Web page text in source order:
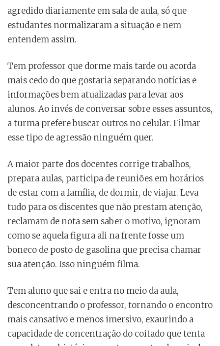
agredido diariamente em sala de aula, só que
estudantes normalizaram a situação e nem
entendem assim.
Tem professor que dorme mais tarde ou acorda
mais cedo do que gostaria separando notícias e
informações bem atualizadas para levar aos
alunos. Ao invés de conversar sobre esses assuntos,
a turma prefere buscar outros no celular. Filmar
esse tipo de agressão ninguém quer.
A maior parte dos docentes corrige trabalhos,
prepara aulas, participa de reuniões em horários
de estar com a família, de dormir, de viajar. Leva
tudo para os discentes que não prestam atenção,
reclamam de nota sem saber o motivo, ignoram
como se aquela figura ali na frente fosse um
boneco de posto de gasolina que precisa chamar
sua atenção. Isso ninguém filma.
Tem aluno que sai e entra no meio da aula,
desconcentrando o professor, tornando o encontro
mais cansativo e menos imersivo, exaurindo a
capacidade de concentração do coitado que tenta